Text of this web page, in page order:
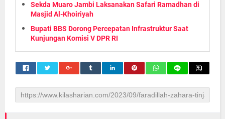
Sekda Muaro Jambi Laksanakan Safari Ramadhan di
Masjid Al-Khoiriyah
Bupati BBS Dorong Percepatan Infrastruktur Saat
Kunjungan Komisi V DPR RI